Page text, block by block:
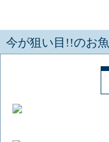
今が狙い目!!のお魚